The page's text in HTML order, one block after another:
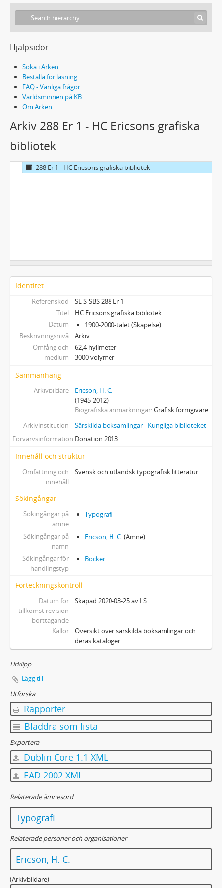
Hjälpsidor
Söka i Arken
Beställa för läsning
FAQ - Vanliga frågor
Världsminnen på KB
Om Arken
Arkiv 288 Er 1 - HC Ericsons grafiska
bibliotek
288 Er 1 - HC Ericsons grafiska bibliotek
Identitet
Referenskod
SE S-SBS 288 Er 1
Titel
HC Ericsons grafiska bibliotek
Datum
1900-2000-talet (Skapelse)
Beskrivningsnivå
Arkiv
Omfång och
medium
62,4 hyllmeter
3000 volymer
Sammanhang
Arkivbildare
Ericson, H. C.
(1945-2012)
Biografiska anmärkningar Grafisk formgivare
Arkivinstitution
Särskilda boksamlingar - Kungliga biblioteket
Förvärvsinformation Donation 2013
Innehåll och struktur
Omfattning och
innehåll
Svensk och utländsk typografisk litteratur
Sökingångar
Sökingångar på
ämne
Typografi
Sökingångar på
namn
Ericson, H. C.(Ämne)
Sökingångar för
handlingstyp
Böcker
Förteckningskontroll
Datum för
tillkomst revision
borttagande
Skapad 2020-03-25 av LS
Källor
Översikt över särskilda boksamlingar och
deras kataloger
Urklipp
Lägg till
Utforska
Rapporter
Bläddra som lista
Exportera
Dublin Core 1.1 XML
EAD 2002 XML
Relaterade ämnesord
Typografi
Relaterade personer och organisationer
Ericson, H. C.
(Arkivbildare)